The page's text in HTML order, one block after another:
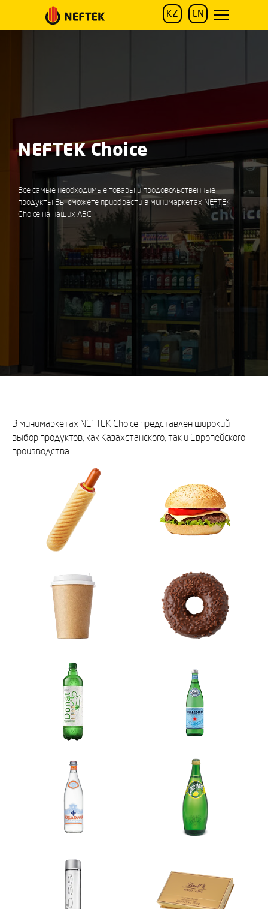
EN
KZ
NEFTEK Choice
Все самые необходимые товары и продовольственные
продукты Вы сможете приобрести в минимаркетах NEFTEK
Choice на наших АЗС
В минимаркетах NEFTEK Choice представлен широкий
выбор продуктов, как Казахстанского, так и Европейского
производства